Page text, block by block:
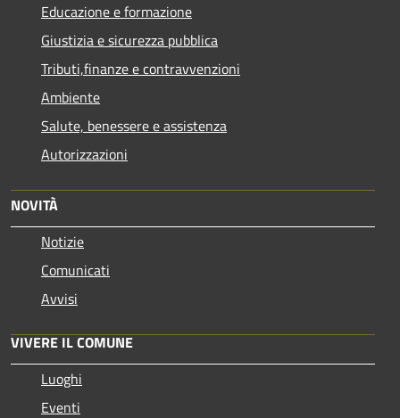
Educazione e formazione
Giustizia e sicurezza pubblica
Tributi,finanze e contravvenzioni
Ambiente
Salute, benessere e assistenza
Autorizzazioni
NOVITÀ
Notizie
Comunicati
Avvisi
VIVERE IL COMUNE
Luoghi
Eventi